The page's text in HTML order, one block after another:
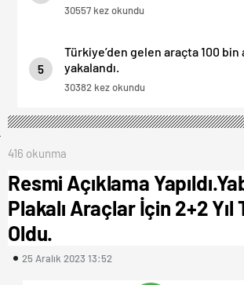
30557 kez okundu
5
Türkiye’den gelen araçta 100
yakalandı.
30382 kez okundu
416 okunma
Resmi Açıklama
Plakalı Araçlar İçin 2+2 Yıl
Oldu.
25 Aralık 2023 13:52